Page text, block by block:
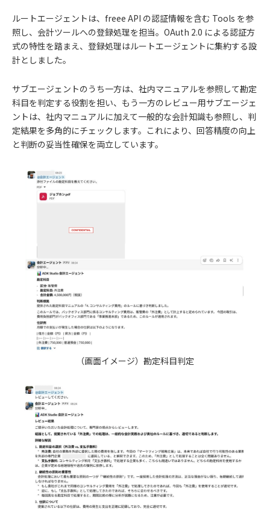
ルートエージェントは、freee API の認証情報を含む Tools を参
照し、会計ツールへの登録処理を担当。OAuth 2.0 による認証方
式の特性を踏まえ、登録処理はルートエージェントに集約する設
計としました。
サブエージェントのうち一方は、社内マニュアルを参照して勘定
科目を判定する役割を担い、もう一方のレビュー用サブエージェ
ントは、社内マニュアルに加えて一般的な会計知識も参照し、判
定結果を多角的にチェックします。これにより、回答精度の向上
と判断の妥当性確保を両立しています。
（画面イメージ）勘定科目判定